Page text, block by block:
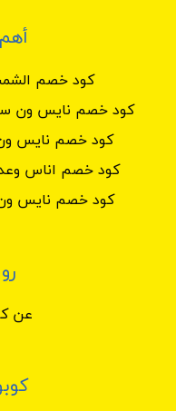
كود خصم الشمس
كود خصم نايس ون
كود خصم نايس ون
كود خصم اناس وعد التركي
كود خصم نايس ون
عن